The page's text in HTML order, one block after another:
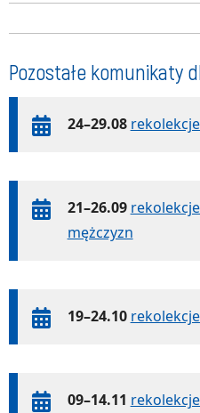
Pozostałe komunikaty
24–29.08
21–26.09
mężczyzn
19–24.10
09–14.11